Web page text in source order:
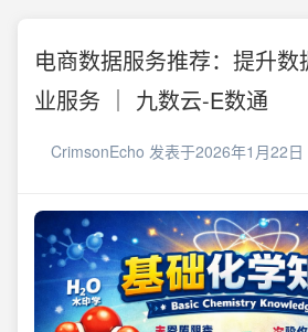
电商数据服务推荐：提升
业服务 ｜ 九数云-E数通
CrimsonEcho 发表于2026年1月22日